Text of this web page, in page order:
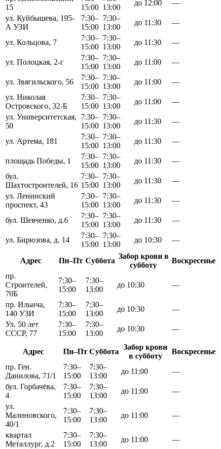
15
15:00 13:00
до 12:00
—
ул. Куйбышева, 195-
А УЗИ
7:30–
15:00
7:30–
13:00
до 11:30 —
ул. Кольцова, 7
7:30–
15:00
7:30–
13:00
до 11:30 —
ул. Полоцкая, 2-г
7:30–
15:00
7:30–
13:00
до 11:00 —
ул. Звягильского, 56
7:30–
15:00
7:30–
13:00
до 11:00
—
ул. Николая
Островского, 32-Б
7:30–
15:00
7:30–
13:00
до 11:00
—
ул. Университетская,
50
7:30–
15:00
7:30–
13:00
до 11:30 —
ул. Артема, 181
7:30–
15:00
7:30–
13:00
до 11:30 —
площадь Победы, 1
7:30–
15:00
7:30–
13:00
до 11:30
—
бул.
Шахтостроителей, 16
7:30–
15:00
7:30–
13:00
до 11:30
—
ул. Ленинский
проспект, 43
7:30–
15:00
7:30–
13:00
до 11:30 —
бул. Шевченко, д.6
7:30–
15:00
7:30–
13:00
до 11:30 —
ул. Бирюзова, д. 14
7:30–
15:00
7:30–
13:00
до 10:30 —
Адрес Пн–Пт Суббота
Забор крови в
субботу
Воскресенье
пр.
Строителей,
70Б
7:30–
15:00
7:30–
13:00
до 10:30 —
пр. Ильича,
140 УЗИ
7:30–
15:00
7:30–
13:00
до 10:30
—
Ул. 50 лет
СССР, 77
7:30–
15:00
7:30–
13:00
до 10:30 —
Адрес Пн–Пт Суббота
Забор крови
в субботу
Воскресенье
пр. Ген.
Данилова, 71/1
7:30–
15:00
7:30–
13:00
до 11:00
—
бул. Горбачёва,
4
7:30–
15:00
7:30–
13:00
до 11:00
—
ул.
Малиновского,
40/1
7:30–
15:00
7:30–
13:00
до 11:00 —
квартал
Металлург, д.2
7:30–
15:00
7:30–
13:00
до 11:00 —